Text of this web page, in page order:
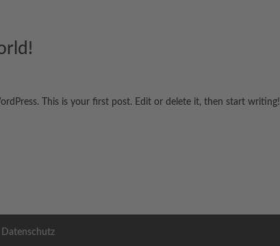
This is your first post. Edit or delete it, then start writing!
Datenschutz